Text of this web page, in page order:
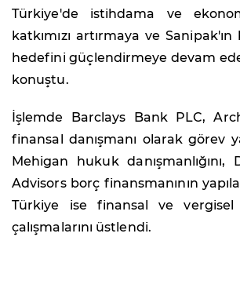
Türkiye'de istihdama ve
katkımızı artırmaya ve
hedefini güçlendirmeye devam
konuştu.
İşlemde Barclays Bank PLC,
finansal danışmanı olarak görev
Mehigan hukuk danışmanlığını,
Advisors borç finansmanının
Türkiye ise finansal ve
çalışmalarını üstlendi.